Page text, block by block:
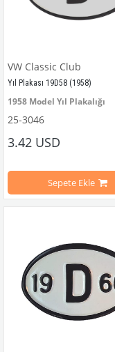
VW Classic Club
Yıl Plakası 19D58 (1958)
1958 Model Yıl Plakalığı
VWC Parça No:
25-3046
3.42 USD
Sepete Ekle